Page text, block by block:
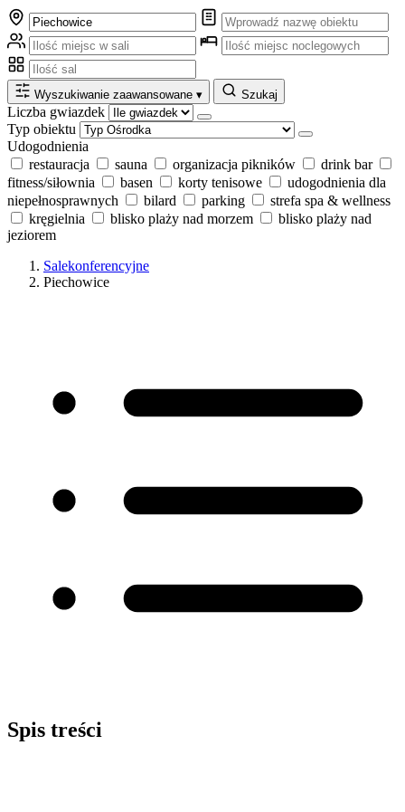
Wyszukiwanie zaawansowane ▾ Szukaj
Liczba gwiazdek
Typ obiektu
Udogodnienia
restauracja
sauna organizacja pikników
drink bar
fitness/siłownia
basen korty tenisowe
udogodnienia dla
niepełnosprawnych
bilard parking
strefa spa & wellness
kręgielnia
blisko plaży nad morzem
blisko plaży nad
jeziorem
Salekonferencyjne
Piechowice
Spis treści